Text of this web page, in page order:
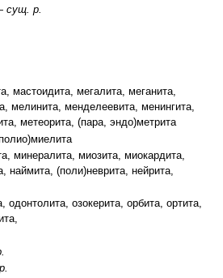
сущ. р.
мастоидита, мегалита, меганита,
мелинита, менделеевита, менингита,
метеорита, (пара, эндо)метрита
минералита, миозита, миокардита,
наймита, (поли)неврита, нейрита,
одонтолита, озокерита, орбита, ортита,